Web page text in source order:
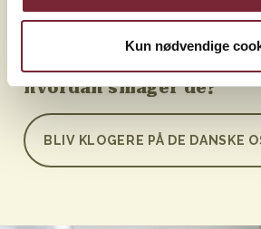
Kun nødvendige
Ostetyper
hvordan smager de?
BLIV KLOGERE PÅ DE DANSKE